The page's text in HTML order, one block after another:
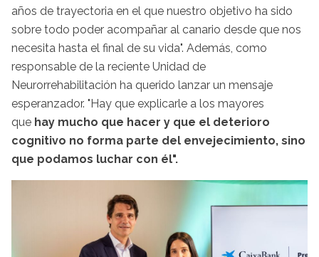
años de trayectoria en el que nuestro objetivo ha sido
sobre todo poder acompañar al canario desde que nos
necesita hasta el final de su vida". Además, como
responsable de la reciente Unidad de
Neurorrehabilitación ha querido lanzar un mensaje
esperanzador. "Hay que explicarle a los mayores
que hay mucho que hacer y que el deterioro
cognitivo no forma parte del envejecimiento, sino
que podamos luchar con él".